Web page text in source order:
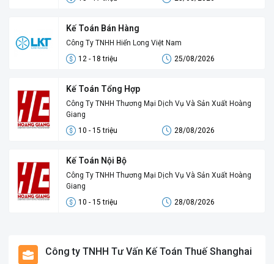
Kế Toán Bán Hàng
Công Ty TNHH Hiển Long Việt Nam
12 - 18 triệu
25/08/2026
Kế Toán Tổng Hợp
Công Ty TNHH Thương Mại Dịch Vụ Và Sản Xuất Hoàng
Giang
10 - 15 triệu
28/08/2026
Kế Toán Nội Bộ
Công Ty TNHH Thương Mại Dịch Vụ Và Sản Xuất Hoàng
Giang
10 - 15 triệu
28/08/2026
Công ty TNHH Tư Vấn Kế Toán Thuế Shanghai